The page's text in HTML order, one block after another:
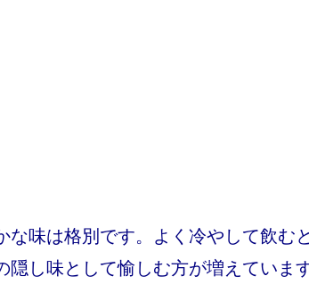
味は格別です。よく冷やして飲む
し味として愉しむ方が増えていま